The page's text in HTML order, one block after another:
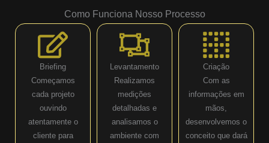
Como Funciona Nosso Processo
Briefing
Começamos
cada projeto
ouvindo
atentamente o
cliente para
Levantamento
Realizamos
medições
detalhadas e
analisamos o
ambiente com
Criação
Com as
informações em
mãos,
desenvolvemos o
conceito que dará